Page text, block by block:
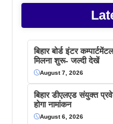
बिहार बोर्ड इंटर
मिलना शुरू- जल्दी देखें
August 7, 2026
बिहार डीएलएड संयुक्त
होगा नामांकन
August 6, 2026